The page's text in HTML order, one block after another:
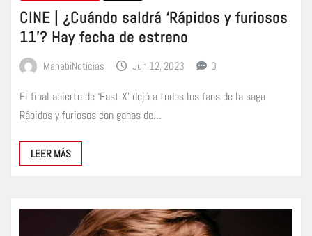
CINE | ¿Cuándo saldrá ‘Rápidos y furiosos
11’? Hay fecha de estreno
ManabiNoticias Jun 12, 2023 0
El final abierto de ‘Fast X’ dejó a todos los fans de la saga
Rápidos y furiosos con ganas de…
LEER MÁS